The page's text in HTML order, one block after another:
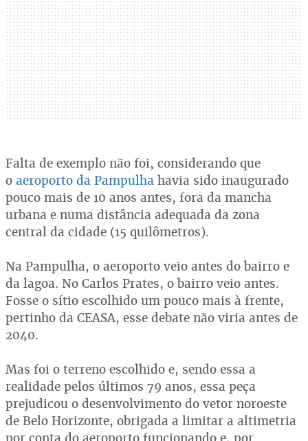
Falta de exemplo não foi, considerando que
o aeroporto da Pampulha havia sido inaugurado
pouco mais de 10 anos antes, fora da mancha
urbana e numa distância adequada da zona
central da cidade (15 quilômetros).
Na Pampulha, o aeroporto veio antes do bairro e
da lagoa. No Carlos Prates, o bairro veio antes.
Fosse o sítio escolhido um pouco mais à frente,
pertinho da CEASA, esse debate não viria antes de
2040.
Mas foi o terreno escolhido e, sendo essa a
realidade pelos últimos 79 anos, essa peça
prejudicou o desenvolvimento do vetor noroeste
de Belo Horizonte, obrigada a limitar a altimetria